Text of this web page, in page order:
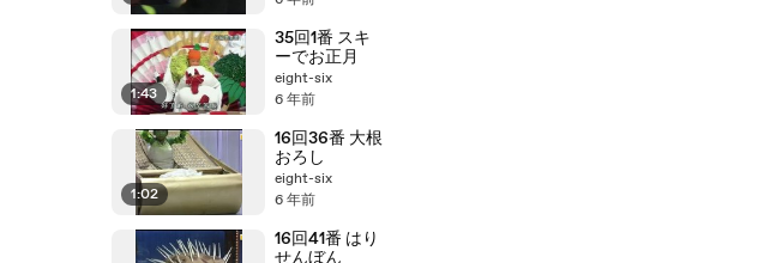
1:43
35回1番 スキ
ーでお正月
eight-six
6 年前
1:02
16回36番 大根
おろし
eight-six
6 年前
16回41番 はり
せんぼん